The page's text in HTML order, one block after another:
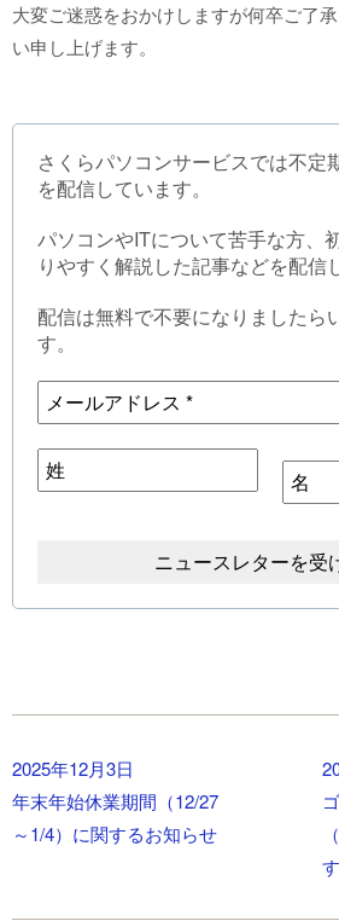
大変ご迷惑をおかけしますが何卒ご了
い申し上げます。
さくらパソコンサービスでは不定
を配信しています。
パソコンやITについて苦手な方、
りやすく解説した記事などを配信
配信は無料で不要になりましたら
す。
2025年12月3日
年末年始休業期間（12/27
～1/4）に関するお知らせ